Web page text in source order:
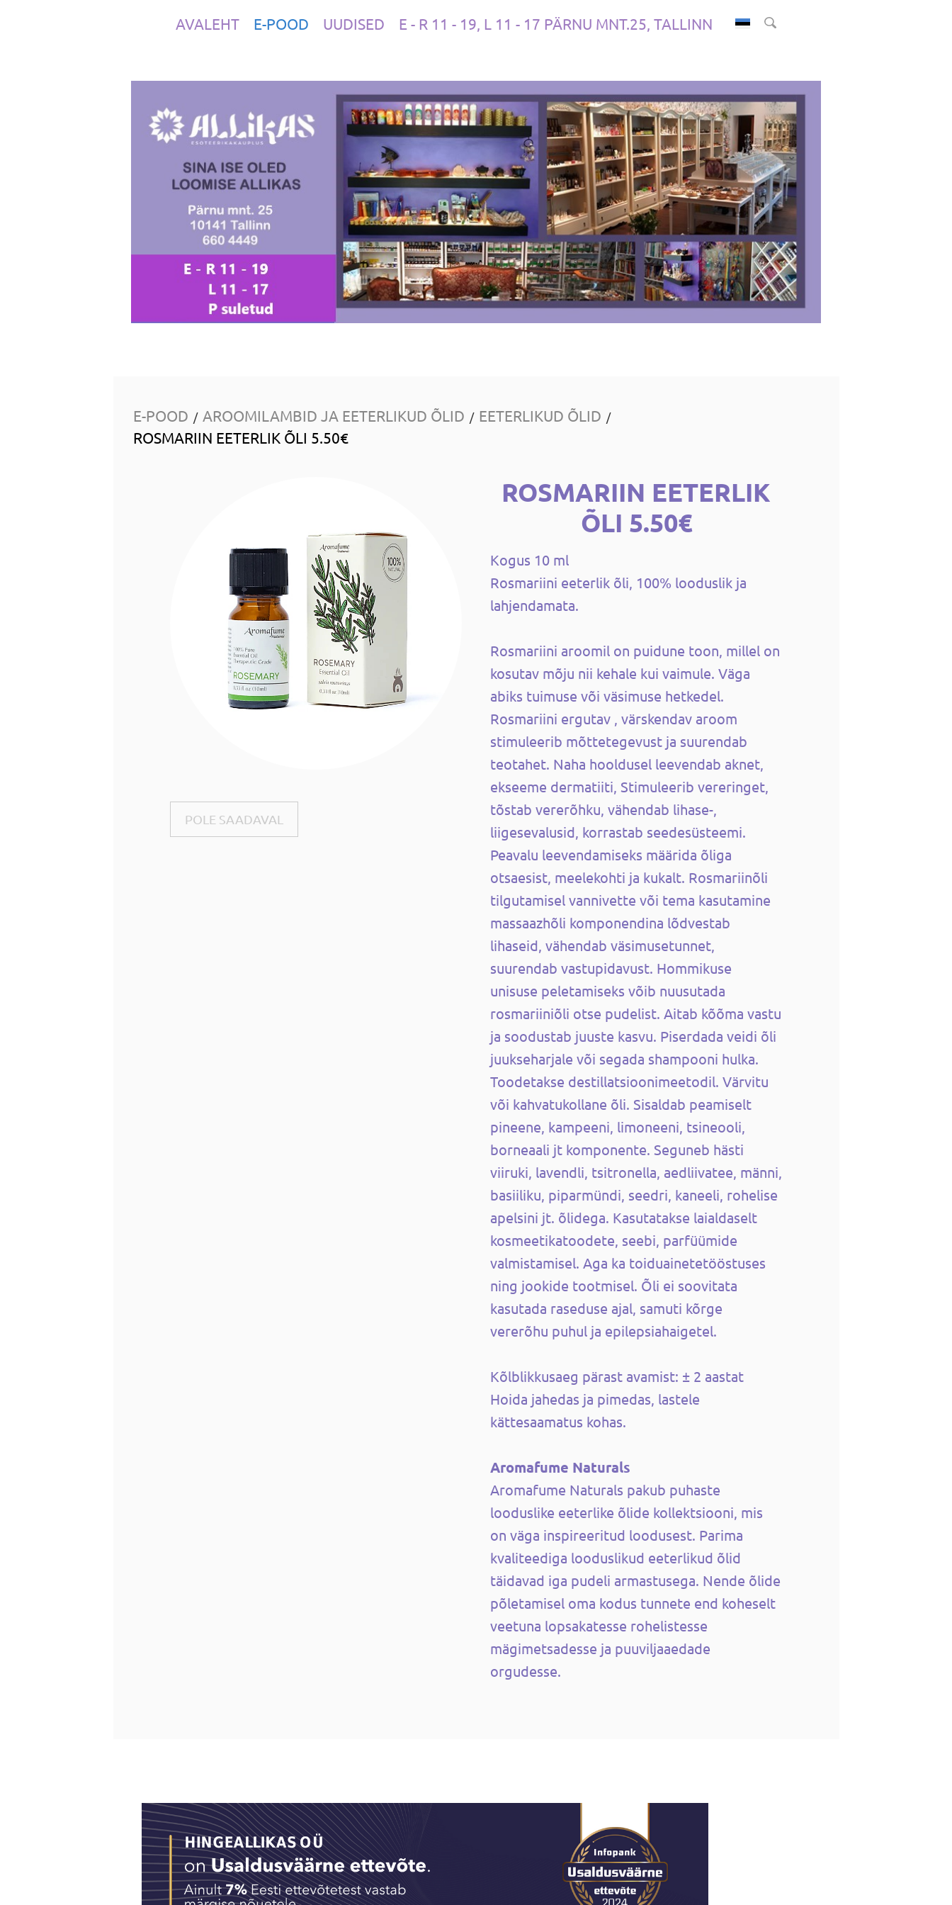
AVALEHT E-POOD UUDISED E - R 11 - 19, L 11 - 17 PÄRNU MNT.25, TALLINN
E-POOD / AROOMILAMBID JA EETERLIKUD ÕLID / EETERLIKUD ÕLID /
ROSMARIIN EETERLIK ÕLI 5.50€
POLE SAADAVAL
ROSMARIIN EETERLIK
ÕLI 5.50€
Kogus 10 ml
Rosmariini eeterlik õli, 100% looduslik ja
lahjendamata.
Rosmariini aroomil on puidune toon, millel on
kosutav mõju nii kehale kui vaimule. Väga
abiks tuimuse või väsimuse hetkedel.
Rosmariini ergutav , värskendav aroom
stimuleerib mõttetegevust ja suurendab
teotahet. Naha hooldusel leevendab aknet,
ekseeme dermatiiti, Stimuleerib vereringet,
tõstab vererõhku, vähendab lihase-,
liigesevalusid, korrastab seedesüsteemi.
Peavalu leevendamiseks määrida õliga
otsaesist, meelekohti ja kukalt. Rosmariinõli
tilgutamisel vannivette või tema kasutamine
massaazhõli komponendina lõdvestab
lihaseid, vähendab väsimusetunnet,
suurendab vastupidavust. Hommikuse
unisuse peletamiseks võib nuusutada
rosmariiniõli otse pudelist. Aitab kõõma vastu
ja soodustab juuste kasvu. Piserdada veidi õli
juukseharjale või segada shampooni hulka.
Toodetakse destillatsioonimeetodil. Värvitu
või kahvatukollane õli. Sisaldab peamiselt
pineene, kampeeni, limoneeni, tsineooli,
borneaali jt komponente. Seguneb hästi
viiruki, lavendli, tsitronella, aedliivatee, männi,
basiiliku, piparmündi, seedri, kaneeli, rohelise
apelsini jt. õlidega. Kasutatakse laialdaselt
kosmeetikatoodete, seebi, parfüümide
valmistamisel. Aga ka toiduainetetööstuses
ning jookide tootmisel. Õli ei soovitata
kasutada raseduse ajal, samuti kõrge
vererõhu puhul ja epilepsiahaigetel.
Kõlblikkusaeg pärast avamist: ± 2 aastat
Hoida jahedas ja pimedas, lastele
kättesaamatus kohas.
Aromafume Naturals
Aromafume Naturals pakub puhaste
looduslike eeterlike õlide kollektsiooni, mis
on väga inspireeritud loodusest. Parima
kvaliteediga looduslikud eeterlikud õlid
täidavad iga pudeli armastusega. Nende õlide
põletamisel oma kodus tunnete end koheselt
veetuna lopsakatesse rohelistesse
mägimetsadesse ja puuviljaaedade
orgudesse.